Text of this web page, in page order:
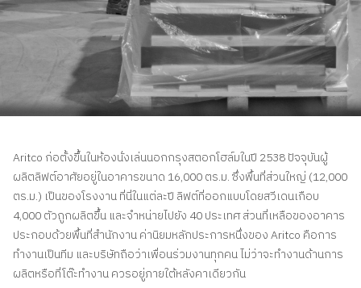
สั่งซื้อ Digital HomeKit
ติดต่อเรา
สอบถามราคาประเมิน
คําถามที่พบบ่อย
TH
Aritco ก่อตั้งขึ้นในห้องนั่งเล่นนอกกรุงสตอกโฮล์มในปี 2538 ปัจจุบันผู้
ผลิตลิฟต์อาศัยอยู่ในอาคารขนาด 16,000 ตร.ม. ซึ่งพื้นที่ส่วนใหญ่ (12,000
ตร.ม.) เป็นของโรงงาน ที่นี่ในแต่ละปี ลิฟต์ที่ออกแบบโดยสวีเดนเกือบ
4,000 ตัวถูกผลิตขึ้น และจำหน่ายไปยัง 40 ประเทศ ส่วนที่เหลือของอาคาร
ประกอบด้วยพื้นที่สำนักงาน ค่านิยมหลักประการหนึ่งของ Aritco คือการ
ทำงานเป็นทีม และบริษัทถือว่าเพื่อนร่วมงานทุกคน ไม่ว่าจะทำงานด้านการ
ผลิตหรือที่โต๊ะทำงาน ควรอยู่ภายใต้หลังคาเดียวกัน